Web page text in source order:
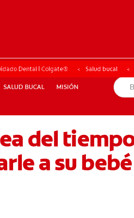
BUCAL MISIÓN
CUPONES DÓNDE COMPRAR
SALUD BUCAL MISIÓN
CHEQUEO DE
Dental | Colgate® Salud bucal
del
a su